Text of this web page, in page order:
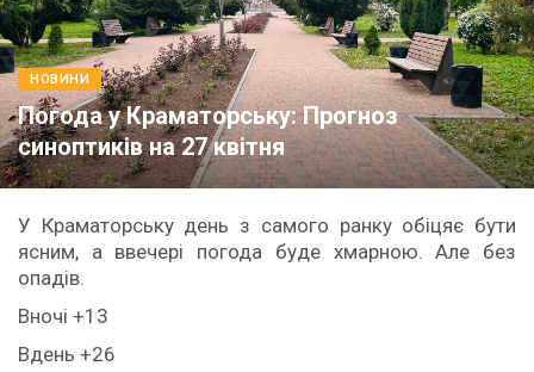
НОВИНИ
Погода у Краматорську: Прогноз
синоптиків на 27 квітня
У Краматорську день з самого ранку обіцяє бути
ясним, а ввечері погода буде хмарною. Але без
опадів.
Вночі +13
Вдень +26